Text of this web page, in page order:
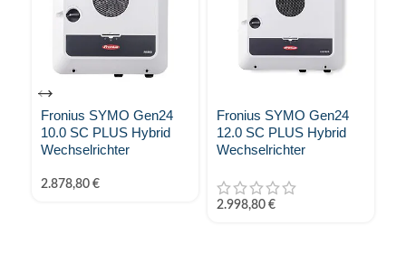
Fronius SYMO Gen24
10.0 SC PLUS Hybrid
Wechselrichter
2.878,80 €
Fronius SYMO Gen24
12.0 SC PLUS Hybrid
Wechselrichter
2.998,80 €